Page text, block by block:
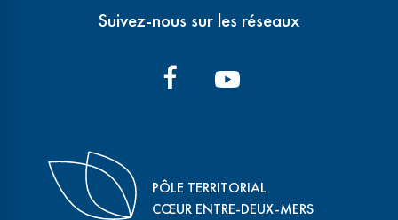
Suivez-nous sur les réseaux
PÔLE TERRITORIAL
CŒUR ENTRE-DEUX-MERS